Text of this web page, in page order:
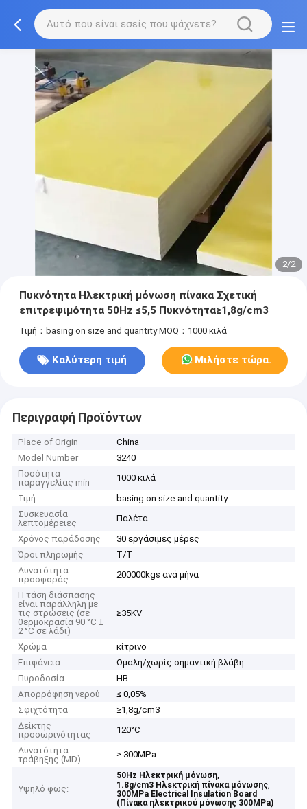
2/2
Πυκνότητα Ηλεκτρική μόνωση πίνακα Σχετική
επιτρεψιμότητα 50Hz ≤5,5 Πυκνότητα≥1,8g/cm3
Τιμή：basing on size and quantity MOQ：1000 κιλά
Καλύτερη τιμή Μιλήστε τώρα.
Περιγραφή Προϊόντων
Place of Origin
China
Model Number
3240
Ποσότητα
παραγγελίας min
1000 κιλά
Τιμή
basing on size and quantity
Συσκευασία
λεπτομέρειες
Παλέτα
Χρόνος παράδοσης
30 εργάσιμες μέρες
Όροι πληρωμής
Τ/Τ
Δυνατότητα
προσφοράς
200000kgs ανά μήνα
Η τάση διάσπασης
είναι παράλληλη με
τις στρώσεις (σε
θερμοκρασία 90 °C ±
2 °C σε λάδι)
≥35KV
Χρώμα
κίτρινο
Επιφάνεια
Ομαλή/χωρίς σημαντική βλάβη
Πυροδοσία
HB
Απορρόφηση νερού
≤ 0,05%
Σφιχτότητα
≥1,8g/cm3
Δείκτης
προσωρινότητας
120°C
Δυνατότητα
τράβηξης (MD)
≥ 300MPa
Υψηλό φως:
50Hz Ηλεκτρική μόνωση,
1.8g/cm3 Ηλεκτρική πίνακα μόνωσης,
300MPa Electrical Insulation Board
(Πίνακα ηλεκτρικού μόνωσης 300MPa)